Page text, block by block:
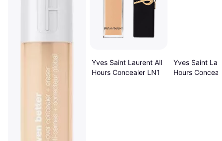
Yves Saint Laurent All
Hours Concealer LN1
Yves Saint
Hours